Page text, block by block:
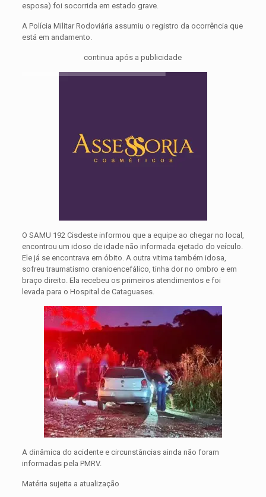
esposa) foi socorrida em estado grave.
A Polícia Militar Rodoviária assumiu o registro da ocorrência que
está em andamento.
continua após a publicidade
O SAMU 192 Cisdeste informou que a equipe ao chegar no local,
encontrou um idoso de idade não informada ejetado do veículo.
Ele já se encontrava em óbito. A outra vitima também idosa,
sofreu traumatismo cranioencefálico, tinha dor no ombro e em
braço direito. Ela recebeu os primeiros atendimentos e foi
levada para o Hospital de Cataguases.
A dinâmica do acidente e circunstâncias ainda não foram
informadas pela PMRV.
Matéria sujeita a atualização